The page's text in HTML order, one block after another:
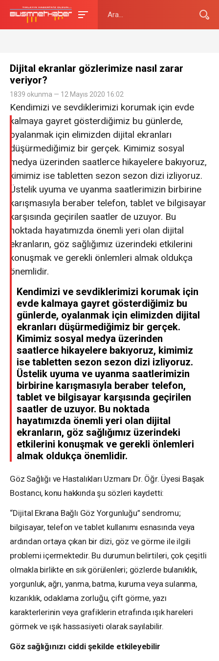
Dijital ekranlar gözlerimize nasıl zarar
veriyor?
1839 okunma — 12 Mayıs 2020 16:02
Kendimizi ve sevdiklerimizi korumak için evde
kalmaya gayret gösterdiğimiz bu günlerde,
oyalanmak için elimizden dijital ekranları
düşürmediğimiz bir gerçek. Kimimiz sosyal
medya üzerinden saatlerce hikayelere bakıyoruz,
kimimiz ise tabletten sezon sezon dizi izliyoruz.
Üstelik uyuma ve uyanma saatlerimizin birbirine
karışmasıyla beraber telefon, tablet ve bilgisayar
karşısında geçirilen saatler de uzuyor. Bu
noktada hayatımızda önemli yeri olan dijital
ekranların, göz sağlığımız üzerindeki etkilerini
konuşmak ve gerekli önlemleri almak oldukça
önemlidir.
Kendimizi ve sevdiklerimizi korumak için
evde kalmaya gayret gösterdiğimiz bu
günlerde, oyalanmak için elimizden dijital
ekranları düşürmediğimiz bir gerçek.
Kimimiz sosyal medya üzerinden
saatlerce hikayelere bakıyoruz, kimimiz
ise tabletten sezon sezon dizi izliyoruz.
Üstelik uyuma ve uyanma saatlerimizin
birbirine karışmasıyla beraber telefon,
tablet ve bilgisayar karşısında geçirilen
saatler de uzuyor. Bu noktada
hayatımızda önemli yeri olan dijital
ekranların, göz sağlığımız üzerindeki
etkilerini konuşmak ve gerekli önlemleri
almak oldukça önemlidir.
Göz Sağlığı ve Hastalıkları Uzmanı Dr. Öğr. Üyesi Başak
Bostancı, konu hakkında şu sözleri kaydetti:
“Dijital Ekrana Bağlı Göz Yorgunluğu” sendromu;
bilgisayar, telefon ve tablet kullanımı esnasında veya
ardından ortaya çıkan bir dizi, göz ve görme ile ilgili
problemi içermektedir. Bu durumun belirtileri, çok çeşitli
olmakla birlikte en sık görülenleri; gözlerde bulanıklık,
yorgunluk, ağrı, yanma, batma, kuruma veya sulanma,
kızarıklık, odaklama zorluğu, çift görme, yazı
karakterlerinin veya grafiklerin etrafında ışık hareleri
görmek ve ışık hassasiyeti olarak sayılabilir.
Göz sağlığınızı ciddi şekilde etkileyebilir